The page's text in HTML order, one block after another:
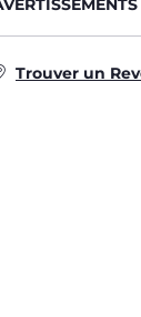
Trouver un